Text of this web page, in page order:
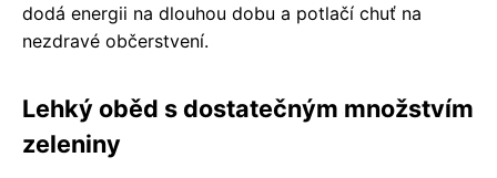
dodá energii na dlouhou dobu a potlačí chuť na
nezdravé občerstvení.
Lehký oběd s dostatečným množstvím
zeleniny